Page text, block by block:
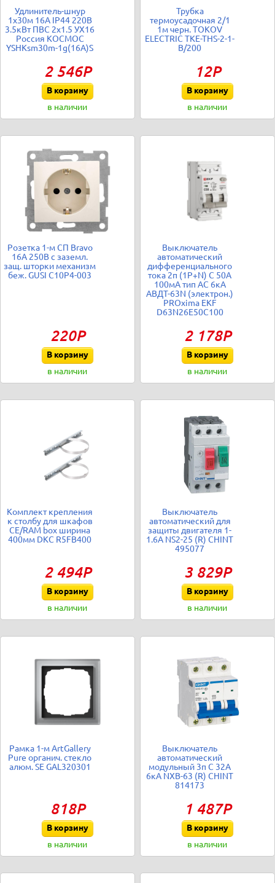
Удлинитель-шнур
1х30м 16А IP44 220В
3.5кВт ПВС 2х1.5 УХ16
Россия КОСМОС
YSHKsm30m-1g(16A)S
2 546Р
В корзину
в наличии
Трубка
термоусадочная 2/1
1м черн. TOKOV
ELECTRIC TKE-THS-2-1-
B/200
12Р
В корзину
в наличии
Розетка 1-м СП Bravo
16А 250В с заземл.
защ. шторки механизм
беж. GUSI С10Р4-003
220Р
В корзину
в наличии
Выключатель
автоматический
дифференциального
тока 2п (1P+N) C 50А
100мА тип AC 6кА
АВДТ-63N (электрон.)
PROxima EKF
D63N26E50C100
2 178Р
В корзину
в наличии
Комплект крепления
к столбу для шкафов
CE/RAM box ширина
400мм DKC R5FB400
2 494Р
В корзину
в наличии
Выключатель
автоматический для
защиты двигателя 1-
1.6А NS2-25 (R) CHINT
495077
3 829Р
В корзину
в наличии
Рамка 1-м ArtGallery
Pure органич. стекло
алюм. SE GAL320301
818Р
В корзину
в наличии
Выключатель
автоматический
модульный 3п C 32А
6кА NXB-63 (R) CHINT
814173
1 487Р
В корзину
в наличии